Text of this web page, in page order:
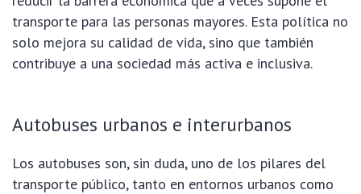
transporte para las personas mayores. Esta política no
solo mejora su calidad de vida, sino que también
contribuye a una sociedad más activa e inclusiva.
Autobuses urbanos e interurbanos
Los autobuses son, sin duda, uno de los pilares del
transporte público, tanto en entornos urbanos como